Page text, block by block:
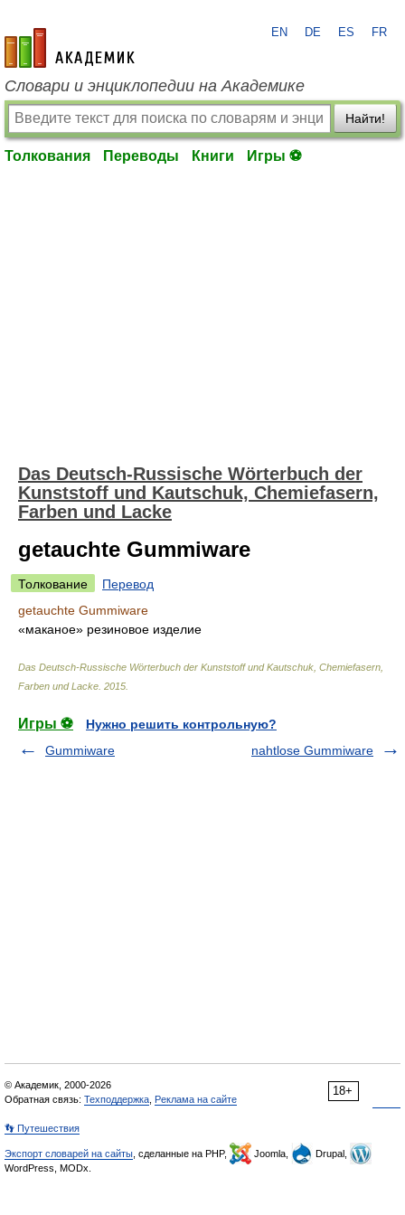
academic.ru
EN DE ES FR
Словари и энциклопедии на Академике
Найти!
Толкования Переводы Книги Игры ⚽
Das Deutsch-Russische Wörterbuch der
Kunststoff und Kautschuk, Chemiefasern,
Farben und Lacke
getauchte Gummiware
Толкование
Перевод
getauchte Gummiware
«маканое» резиновое изделие
Das Deutsch-Russische Wörterbuch der Kunststoff und Kautschuk, Chemiefasern,
Farben und Lacke 2015
Игры ⚽
Нужно решить контрольную?
Gummiware
nahtlose Gummiware
18+
© Академик, 2000-2026
Обратная связь: Техподдержка Реклама на сайте
👣 Путешествия
Экспорт словарей на сайты , сделанные на PHP, Joomla,
Drupal,
WordPress, MODx.